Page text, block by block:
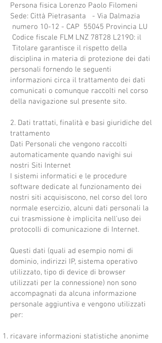
Persona fisica Lorenzo Paolo Filomeni
Sede: Città Pietrasanta - Via Dalmazia
numero 10-12 - CAP 55045 Provincia LU
Codice fiscale FLM LNZ 78T28 L219O: il
Titolare garantisce il rispetto della
disciplina in materia di protezione dei dati
personali fornendo le seguenti
informazioni circa il trattamento dei dati
comunicati o comunque raccolti nel corso
della navigazione sul presente sito.
2. Dati trattati, finalità e basi giuridiche del
trattamento
Dati Personali che vengono raccolti
automaticamente quando navighi sui
nostri Siti Internet
I sistemi informatici e le procedure
software dedicate al funzionamento dei
nostri siti acquisiscono, nel corso del loro
normale esercizio, alcuni dati personali la
cui trasmissione è implicita nell'uso dei
protocolli di comunicazione di Internet.
Questi dati (quali ad esempio nomi di
dominio, indirizzi IP, sistema operativo
utilizzato, tipo di device di browser
utilizzati per la connessione) non sono
accompagnati da alcuna informazione
personale aggiuntiva e vengono utilizzati
per:
ricavare informazioni statistiche anonime